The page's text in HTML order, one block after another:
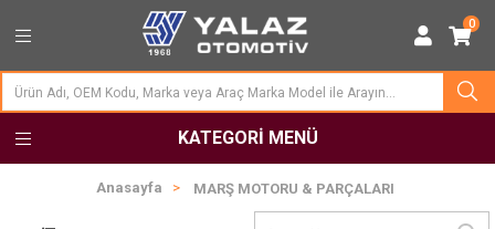
0
KATEGORI MENÜ
Anasayfa MARŞ MOTORU & PARÇALARI